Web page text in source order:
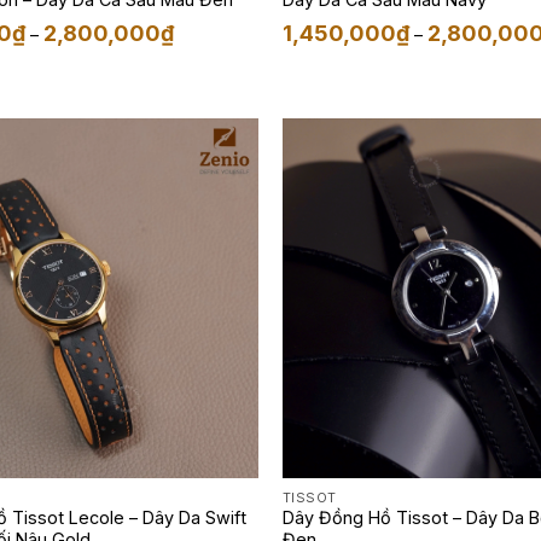
₫ – 2,800,000₫Khoảng
giá:
2,800,000₫
1,450,000₫ –
Tissot Lecole – Dây Da Swift
TISSOT
Dây Đồng Hồ Tissot – Dây Da